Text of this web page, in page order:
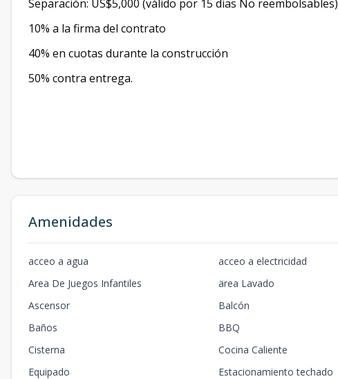
Separación: US$5,000 (válido por 15 dias No reembolsables)
10% a la firma del contrato
40% en cuotas durante la construcción
50% contra entrega.
Amenidades
acceo a agua acceo a electricidad
Area De Juegos Infantiles
ärea Lavado
Ascensor
Balcón
Baños
BBQ
Cisterna
Cocina Caliente
Equipado
Estacionamiento techado